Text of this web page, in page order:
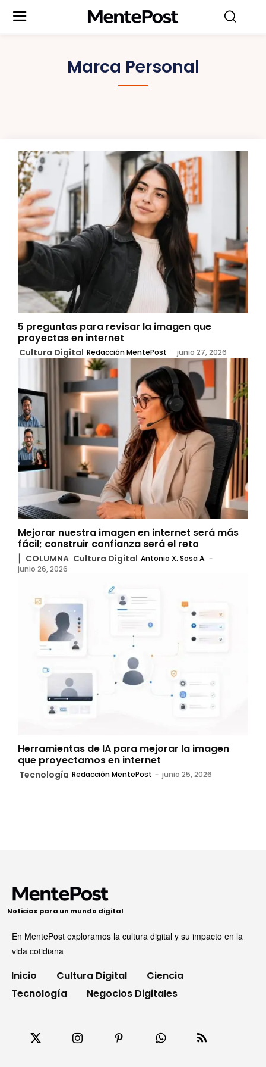
Marca Personal
5 preguntas para revisar la imagen que
proyectas en internet
Cultura Digital Redacción MentePost - junio 27, 2026
Mejorar nuestra imagen en internet será más
fácil; construir confianza será el reto
▏COLUMNA Cultura Digital Antonio X. Sosa A. -
junio 26, 2026
Herramientas de IA para mejorar la imagen
que proyectamos en internet
Tecnología Redacción MentePost - junio 25, 2026
Noticias para un mundo digital
En MentePost exploramos la cultura digital y su impacto en la
vida cotidiana
Inicio Cultura Digital
Ciencia
Tecnología
Negocios Digitales